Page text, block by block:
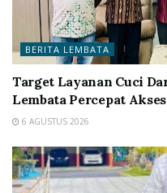
BERITA LEMBATA
Target Layanan Cuci
Lembata Percepat
6 AGUSTUS 2026